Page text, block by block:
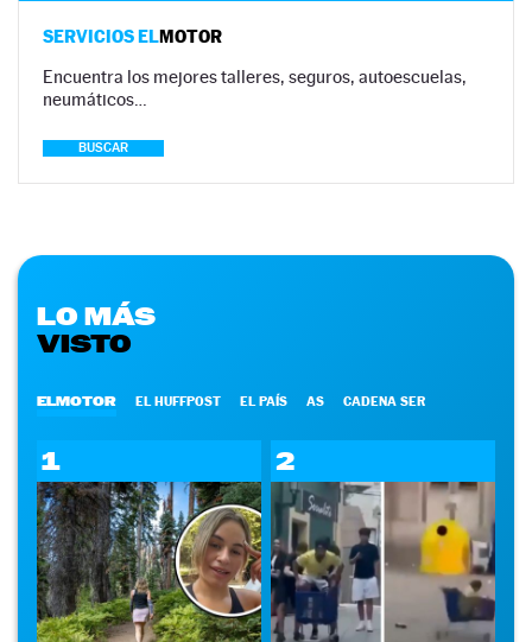
SERVICIOS ELMOTOR
Encuentra los mejores talleres, seguros, autoescuelas,
neumáticos…
BUSCAR
LO MÁS
VISTO
ELMOTOR EL HUFFPOST EL PAÍS AS CADENA SER
1 2